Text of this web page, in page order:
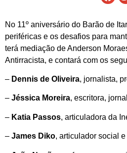
No 11º aniversário do Barão de
periféricas e os desafios para
terá mediação de Anderson
Antirracista, e contará com os
– Dennis de Oliveira, jornalista,
– Jéssica Moreira, escritora,
– Katia Passos, articuladora da
– James Diko, articulador social